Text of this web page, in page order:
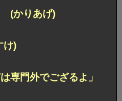
(かりあげ)
け)
専門外でござるよ」